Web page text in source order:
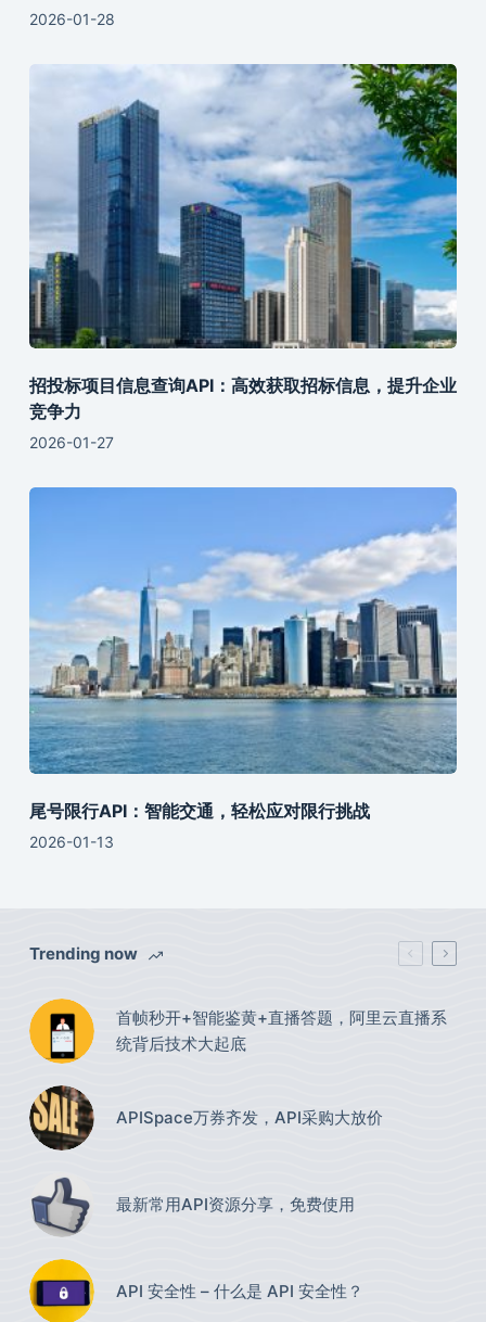
2026-01-28
招投标项目信息查询API：高效获取招标信息，提升企业
竞争力
2026-01-27
尾号限行API：智能交通，轻松应对限行挑战
2026-01-13
Trending now
首帧秒开+智能鉴黄+直播答题，阿里云直播系
统背后技术大起底
APISpace万券齐发，API采购大放价
最新常用API资源分享，免费使用​
API 安全性 – 什么是 API 安全性？